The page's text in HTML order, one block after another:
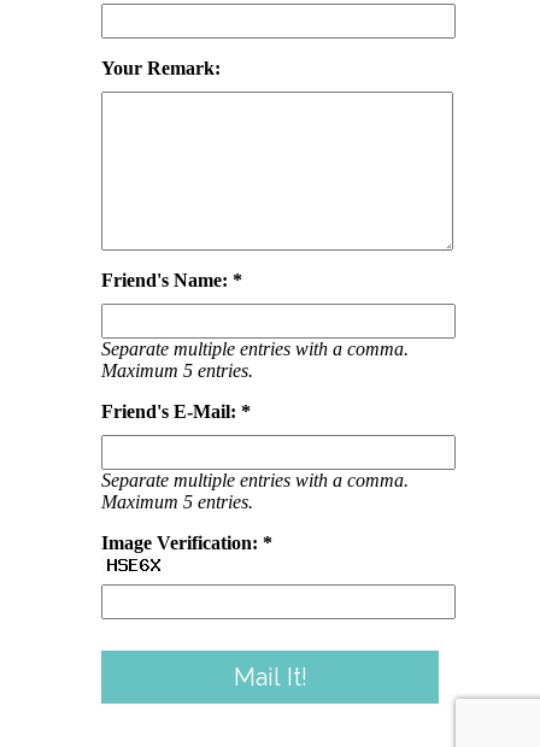
Your Remark:
Friend's Name: *
Separate multiple entries with a comma.
Maximum 5 entries.
Friend's E-Mail: *
Separate multiple entries with a comma.
Maximum 5 entries.
Image Verification: *